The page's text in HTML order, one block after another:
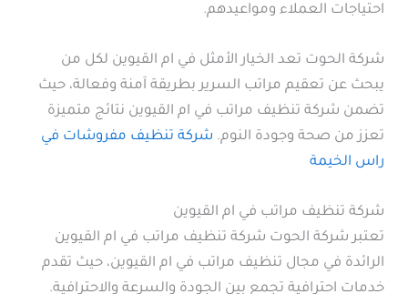
احتياجات العملاء ومواعيدهم.
شركة الحوت تعد الخيار الأمثل في ام القيوين لكل من
يبحث عن تعقيم مراتب السرير بطريقة آمنة وفعالة، حيث
تضمن شركة تنظيف مراتب في ام القيوين نتائج متميزة
تعزز من صحة وجودة النوم. شركة تنظيف مفروشات في
راس الخيمة
شركة تنظيف مراتب في ام القيوين
تعتبر شركة الحوت شركة تنظيف مراتب في ام القيوين
الرائدة في مجال تنظيف مراتب في ام القيوين، حيث تقدم
خدمات احترافية تجمع بين الجودة والسرعة والاحترافية.